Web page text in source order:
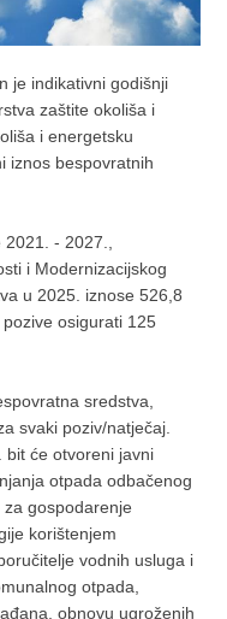
je indikativni godišnji
zaštite okoliša i
i energetsku
iznos bespovratnih
- 2027.,
i Modernizacijskog
u 2025. iznose 526,8
osigurati 125
sredstva,
svaki poziv/natječaj.
bit će otvoreni javni
otpada odbačenog
gospodarenje
korištenjem
vodnih usluga i
otpada,
obnovu ugroženih